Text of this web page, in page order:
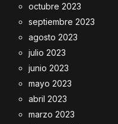
octubre 2023
septiembre 2023
agosto 2023
julio 2023
junio 2023
mayo 2023
abril 2023
marzo 2023